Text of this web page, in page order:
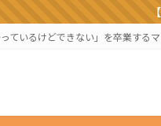
ているけどできない」を卒業するマ